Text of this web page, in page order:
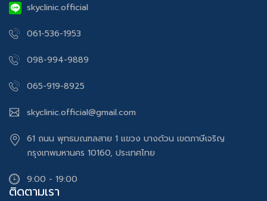
skyclinic.official
061-536-1953
098-994-9889
065-919-8925
skyclinic.official@gmail.com
61 ถนน พุทธมณฑลสาย 1 แขวง บางด้วน เขตภาษีเจริญ
กรุงเทพมหานคร 10160, ประเทศไทย
9:00 - 19:00
ติดตามเรา